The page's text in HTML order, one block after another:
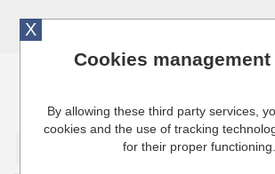
Cuisinresto: Ustensiles de cuisine pour
X
Cookies management
By allowing these third party services,
cookies and the use of tracking
for their proper functioning.